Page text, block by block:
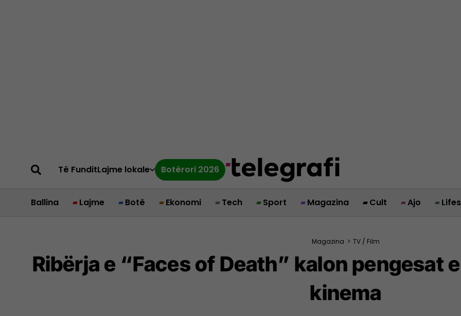
Të FunditLajme lokale Botërori 2026
Ballina Lajme Botë Ekonomi Tech Sport Magazina Cult Ajo
Magazina > TV / Film
Ribërja e “Faces of Death” kalon pengesat
kinema